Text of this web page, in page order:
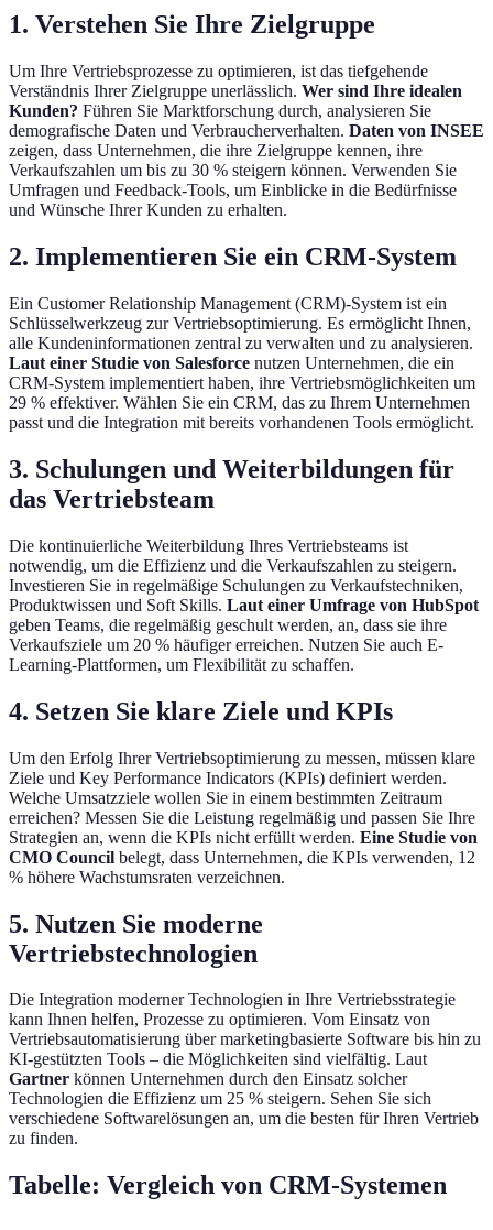
1. Verstehen Sie Ihre Zielgruppe
Um Ihre Vertriebsprozesse zu optimieren, ist das tiefgehende
Verständnis Ihrer Zielgruppe unerlässlich. Wer sind Ihre idealen
Kunden? Führen Sie Marktforschung durch, analysieren Sie
demografische Daten und Verbraucherverhalten. Daten von INSEE
zeigen, dass Unternehmen, die ihre Zielgruppe kennen, ihre
Verkaufszahlen um bis zu 30 % steigern können. Verwenden Sie
Umfragen und Feedback-Tools, um Einblicke in die Bedürfnisse
und Wünsche Ihrer Kunden zu erhalten.
2. Implementieren Sie ein CRM-System
Ein Customer Relationship Management (CRM)-System ist ein
Schlüsselwerkzeug zur Vertriebsoptimierung. Es ermöglicht Ihnen,
alle Kundeninformationen zentral zu verwalten und zu analysieren.
Laut einer Studie von Salesforce nutzen Unternehmen, die ein
CRM-System implementiert haben, ihre Vertriebsmöglichkeiten um
29 % effektiver. Wählen Sie ein CRM, das zu Ihrem Unternehmen
passt und die Integration mit bereits vorhandenen Tools ermöglicht.
3. Schulungen und Weiterbildungen für
das Vertriebsteam
Die kontinuierliche Weiterbildung Ihres Vertriebsteams ist
notwendig, um die Effizienz und die Verkaufszahlen zu steigern.
Investieren Sie in regelmäßige Schulungen zu Verkaufstechniken,
Produktwissen und Soft Skills. Laut einer Umfrage von HubSpot
geben Teams, die regelmäßig geschult werden, an, dass sie ihre
Verkaufsziele um 20 % häufiger erreichen. Nutzen Sie auch E-
Learning-Plattformen, um Flexibilität zu schaffen.
4. Setzen Sie klare Ziele und KPIs
Um den Erfolg Ihrer Vertriebsoptimierung zu messen, müssen klare
Ziele und Key Performance Indicators (KPIs) definiert werden.
Welche Umsatzziele wollen Sie in einem bestimmten Zeitraum
erreichen? Messen Sie die Leistung regelmäßig und passen Sie Ihre
Strategien an, wenn die KPIs nicht erfüllt werden. Eine Studie von
CMO Council belegt, dass Unternehmen, die KPIs verwenden, 12
% höhere Wachstumsraten verzeichnen.
5. Nutzen Sie moderne
Vertriebstechnologien
Die Integration moderner Technologien in Ihre Vertriebsstrategie
kann Ihnen helfen, Prozesse zu optimieren. Vom Einsatz von
Vertriebsautomatisierung über marketingbasierte Software bis hin zu
KI-gestützten Tools – die Möglichkeiten sind vielfältig. Laut
Gartner können Unternehmen durch den Einsatz solcher
Technologien die Effizienz um 25 % steigern. Sehen Sie sich
verschiedene Softwarelösungen an, um die besten für Ihren Vertrieb
zu finden.
Tabelle: Vergleich von CRM-Systemen